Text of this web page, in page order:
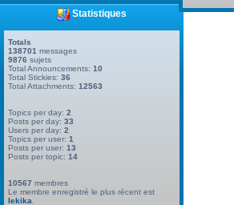
Statistiques
Totals
138701 messages
9876 sujets
Total Announcements: 10
Total Stickies: 36
Total Attachments: 12563
Topics per day: 2
Posts per day: 33
Users per day: 2
Topics per user: 1
Posts per user: 13
Posts per topic: 14
10567 membres
Le membre enregistré le plus récent est
Iekika